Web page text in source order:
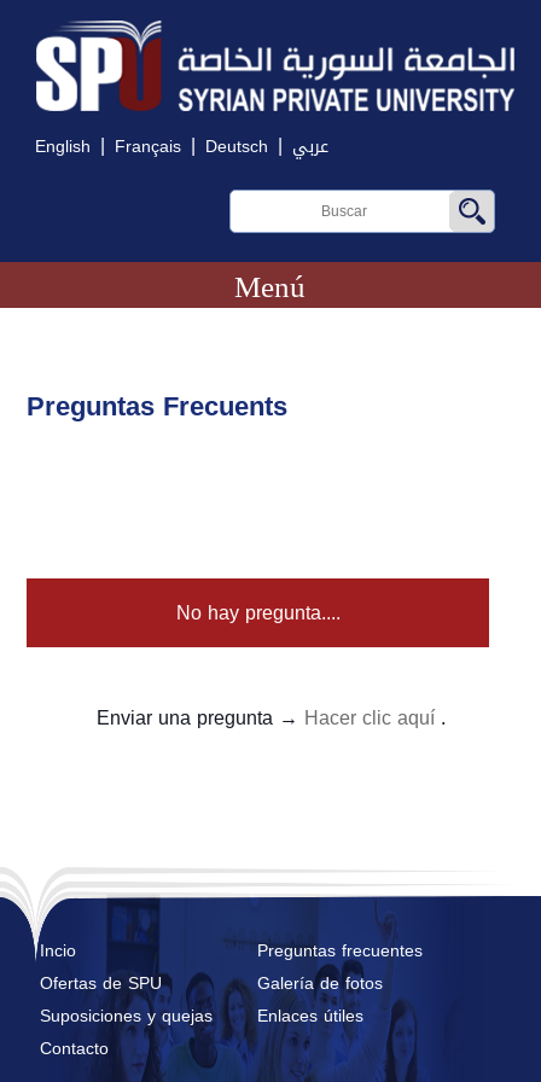
English | Français | Deutsch | عربي
Menú
Preguntas Frecuents
No hay pregunta....
Enviar una pregunta → Hacer clic aquí.
Incio
Preguntas frecuentes
Ofertas de SPU
Galería de fotos
Suposiciones y quejas
Enlaces útiles
Contacto